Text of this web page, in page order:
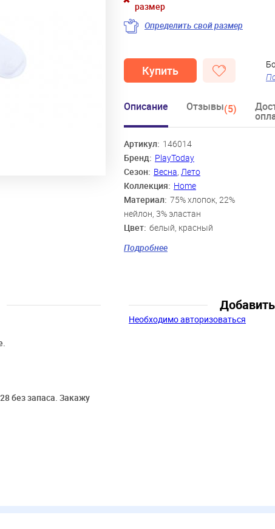
размер
Определить свой размер
Купить
Описание Отзывы(5)
Артикул: 146014
Бренд: PlayToday
Сезон: Весна, Лето
Коллекция: Home
Материал: 75% хлопок, 22%
нейлон, 3% эластан
Цвет: белый, красный
Скидка:
Пол: Девочки
Подробнее
без запаса. Закажу
Необходимо авторизоваться